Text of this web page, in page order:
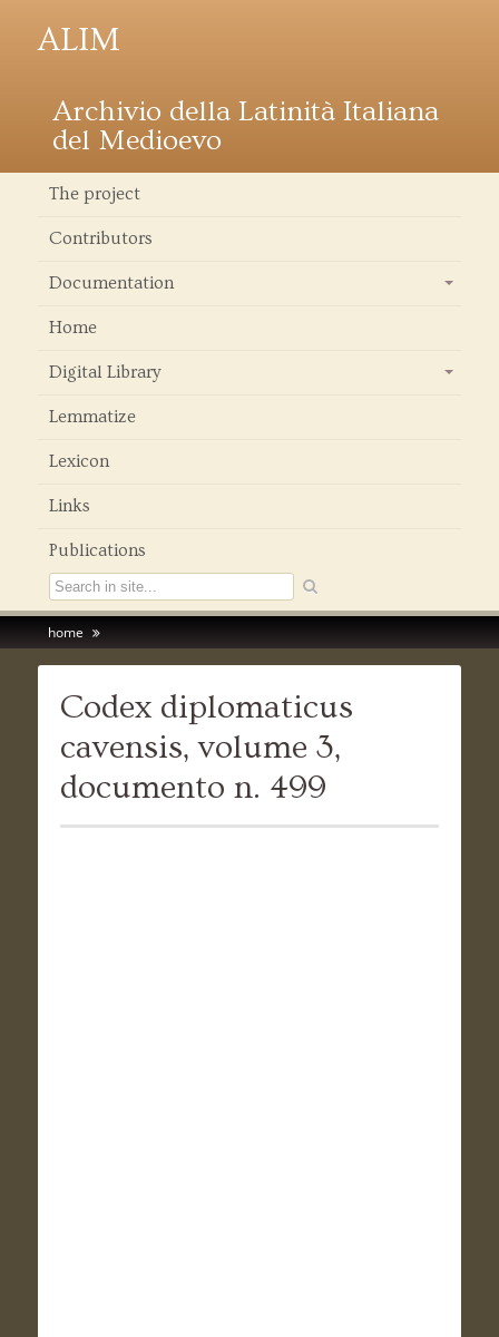
ALIM
Archivio della Latinità Italiana
del Medioevo
The project
Contributors
Documentation
Home
Digital Library
Lemmatize
Lexicon
Links
Publications
home
Codex diplomaticus
cavensis, volume 3,
documento n. 499